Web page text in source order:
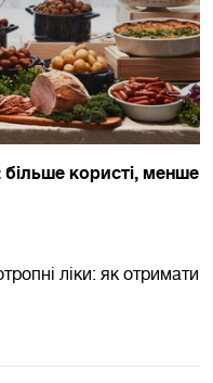
користі, менше
ліки: як отримати